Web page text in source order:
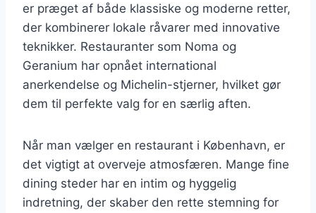
er præget af både klassiske og moderne retter,
der kombinerer lokale råvarer med innovative
teknikker. Restauranter som Noma og
Geranium har opnået international
anerkendelse og Michelin-stjerner, hvilket gør
dem til perfekte valg for en særlig aften.
Når man vælger en restaurant i København, er
det vigtigt at overveje atmosfæren. Mange fine
dining steder har en intim og hyggelig
indretning, der skaber den rette stemning for